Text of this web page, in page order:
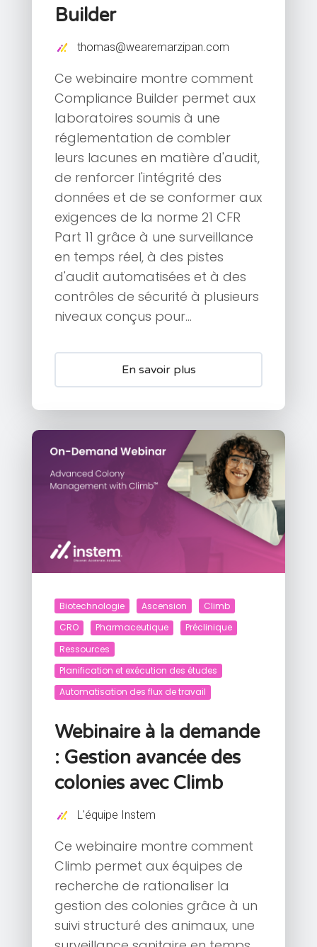
Builder
thomas@wearemarzipan.com
Ce webinaire montre comment
Compliance Builder permet aux
laboratoires soumis à une
réglementation de combler
leurs lacunes en matière d'audit,
de renforcer l'intégrité des
données et de se conformer aux
exigences de la norme 21 CFR
Part 11 grâce à une surveillance
en temps réel, à des pistes
d'audit automatisées et à des
contrôles de sécurité à plusieurs
niveaux conçus pour...
En savoir plus
Biotechnologie Ascension
Climb
CRO
Pharmaceutique
Préclinique
Ressources
Planification et exécution des études
Automatisation des flux de travail
Webinaire à la demande
: Gestion avancée des
colonies avec Climb
L'équipe Instem
Ce webinaire montre comment
Climb permet aux équipes de
recherche de rationaliser la
gestion des colonies grâce à un
suivi structuré des animaux, une